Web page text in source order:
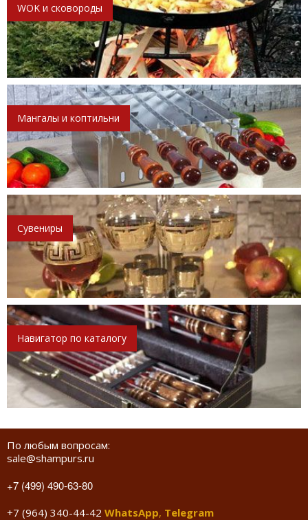
WOK и сковороды
Мангалы и коптильни
Сувениры
Навигатор по каталогу
По любым вопросам:
sale@shampurs.ru
+7 (499) 490-63-80
+7 (964) 340-44-42 WhatsApp, Telegram